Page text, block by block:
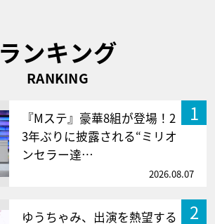
ランキング
RANKING
1
『Mステ』豪華8組が登場！2
3年ぶりに披露される“ミリオ
ンセラー達…
2026.08.07
2
ゆうちゃみ、出演を熱望する